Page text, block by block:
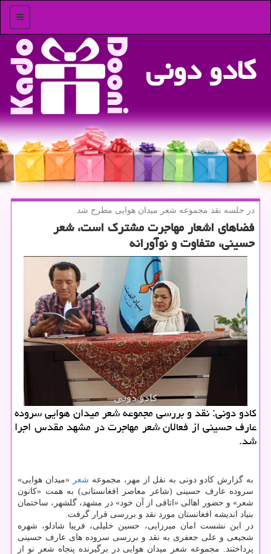
منو
كادو دونی
در جلسه نقد مجموعه شعر میدان هوایی مطرح شد
فضاهای اشعار مهاجرت مشترك است، شعر
حسینی، متفاوت و نوآورانه
كادو دونی: نقد و بررسی مجموعه شعر میدان هوایی سروده
عارف حسینی از فعالان شعر مهاجرت در مشهد مقدس اجرا
شد.
به گزارش كادو دونی به نقل از مهر، مجموعه شعر «میدان هوایی»
سروده عارف حسینی (شاعر معاصر افغانستانی) به همت «كانون
شعر» و حضور اهالی «اتاقی از آن خود» در مشهد، گلشهر، ساختمان
بنیاد اندیشه افغانستان مورد نقد و بررسی قرار گرفت.
در این نشست امان میرزایی، حسین خلیلی، فریبا شادلو، شهره
شجیعی و علی جعفری به نقد و بررسی سروده های عارف حسینی
پرداختند. مجموعه شعر میدان هوایی در برگیرنده پنجاه شعر نو از